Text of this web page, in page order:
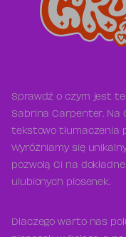
Sprawdź o czym jest
Sabrina Carpenter. Na
tekstowo tłumaczenia
Wyróżniamy się
pozwolą Ci na
ulubionych piosenek.
Dlaczego warto nas